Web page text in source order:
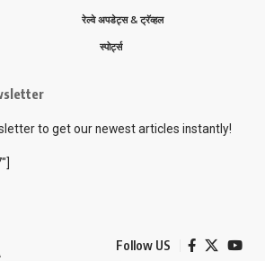
रेल्वे अपडेट्स & ट्रॅव्हल
स्पोर्ट्स
to get our newest articles instantly!
Follow US